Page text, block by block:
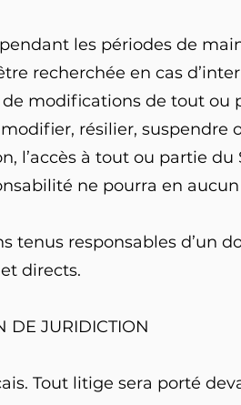
les périodes de
recherchée en cas
modifications de tout ou
résilier,
l’accès à tout ou partie
ne pourra en
tenus responsables d’un
directs.
DE JURIDICTION
Tout litige sera porté